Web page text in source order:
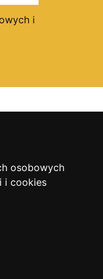
i
osobowych
i cookies